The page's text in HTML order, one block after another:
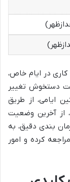
در ایام خاص،
دستخوش تغییر
ایامی، از طریق
از آخرین وضعیت
بندی دقیق، به
کرده و امور